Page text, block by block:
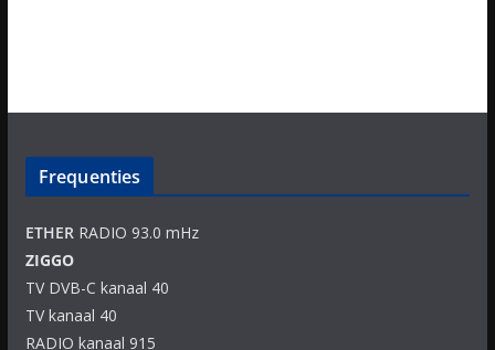
Frequenties
ETHERRADIO 93.0 mHz
ZIGGO
TV DVB-C kanaal 40
TV kanaal 40
RADIO kanaal 915